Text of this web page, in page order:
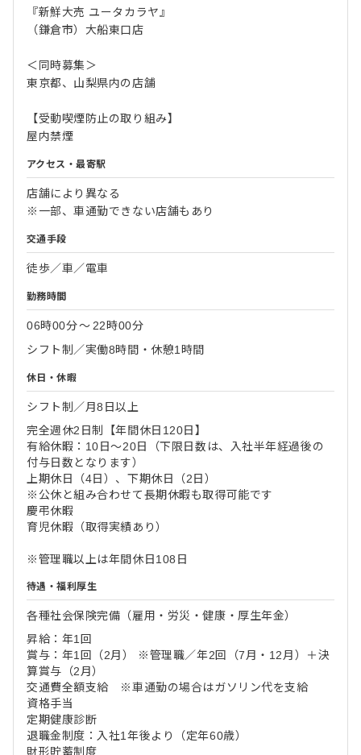
『新鮮大売 ユータカラヤ』
（鎌倉市）大船東口店
＜同時募集＞
東京都、山梨県内の店舗
【受動喫煙防止の取り組み】
屋内禁煙
アクセス・最寄駅
店舗により異なる
※一部、車通勤できない店舗もあり
交通手段
徒歩／車／電車
勤務時間
06時00分〜 22時00分
シフト制／実働8時間・休憩1時間
休日・休暇
シフト制／月8日以上
完全週休2日制【年間休日120日】
有給休暇：10日～20日（下限日数は、入社半年経過後の
付与日数となります）
上期休日（4日）、下期休日（2日）
※公休と組み合わせて長期休暇も取得可能です
慶弔休暇
育児休暇（取得実績あり）
※管理職以上は年間休日108日
待遇・福利厚生
各種社会保険完備（雇用・労災・健康・厚生年金）
昇給：年1回
賞与：年1回（2月） ※管理職／年2回（7月・12月）＋決
算賞与（2月）
交通費全額支給 ※車通勤の場合はガソリン代を支給
資格手当
定期健康診断
退職金制度：入社1年後より（定年60歳）
財形貯蓄制度